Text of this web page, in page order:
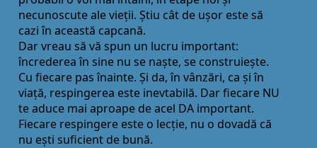
necunoscute ale vieţii. Știu cât de ușor este să
cazi în această capcană.
Dar vreau să vă spun un lucru important:
încrederea în sine nu se naște, se construiește.
Cu fiecare pas înainte. Și da, în vânzări, ca și în
viaţă, respingerea este inevtabilă. Dar fiecare NU
te aduce mai aproape de acel DA important.
Fiecare respingere este o lecţie, nu o dovadă că
nu ești suficient de bună.